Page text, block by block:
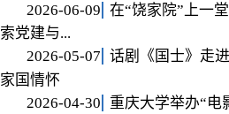
2026-06-09
在“饶家院”上一
索党建与...
2026-05-07
话剧《国士》走
家国情怀
2026-04-30
重庆大学举办“电